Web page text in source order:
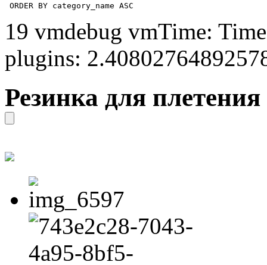
ORDER BY category_name ASC
19 vmdebug vmTime:
plugins:
Резинка для